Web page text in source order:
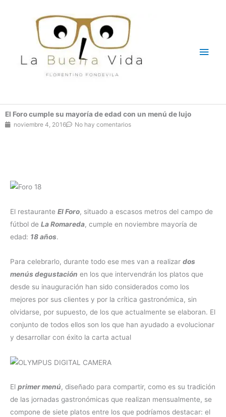
El Foro cumple su mayoría de edad con un menú de lujo
noviembre 4, 2016 No hay comentarios
El restaurante El Foro, situado a escasos metros del campo de
fútbol de La Romareda, cumple en noviembre mayoría de
edad: 18 años.
Para celebrarlo, durante todo ese mes van a realizar dos
menús degustación en los que intervendrán los platos que
desde su inauguración han sido considerados como los
mejores por sus clientes y por la crítica gastronómica, sin
olvidarse, por supuesto, de los que actualmente se elaboran. El
conjunto de todos ellos son los que han ayudado a evolucionar
y desarrollar con éxito la carta actual
El primer menú, diseñado para compartir, como es su tradición
de las jornadas gastronómicas que realizan mensualmente, se
compone de siete platos entre los que podríamos destacar: el